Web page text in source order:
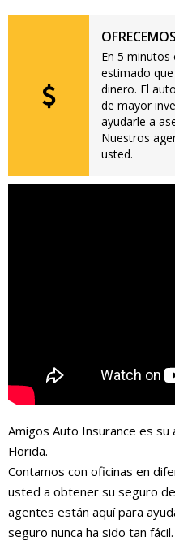
En 5
estimado
dinero. El
de mayor
ayudarle a
Nuestros
usted.
Amigos Auto Insurance es
Florida.
Contamos con oficinas en
usted a obtener su seguro
agentes están aquí para
seguro nunca ha sido tan